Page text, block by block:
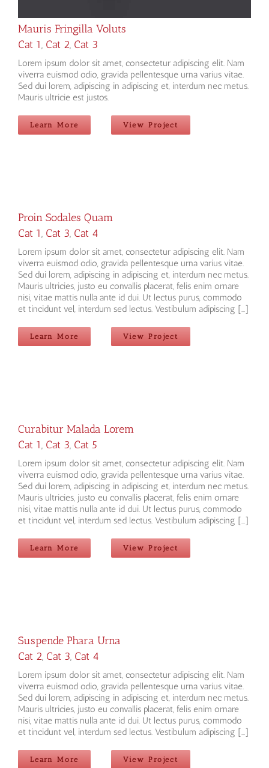
Mauris Fringilla Voluts
Cat 1, Cat 2, Cat 3
Lorem ipsum dolor sit amet, consectetur adipiscing elit. Nam
viverra euismod odio, gravida pellentesque urna varius vitae.
Sed dui lorem, adipiscing in adipiscing et, interdum nec metus.
Mauris ultricie est justos.
Learn More View Project
Proin Sodales Quam
Cat 1, Cat 3, Cat 4
Lorem ipsum dolor sit amet, consectetur adipiscing elit. Nam
viverra euismod odio, gravida pellentesque urna varius vitae.
Sed dui lorem, adipiscing in adipiscing et, interdum nec metus.
Mauris ultricies, justo eu convallis placerat, felis enim ornare
nisi, vitae mattis nulla ante id dui. Ut lectus purus, commodo
et tincidunt vel, interdum sed lectus. Vestibulum adipiscing [...]
Learn More View Project
Curabitur Malada Lorem
Cat 1, Cat 3, Cat 5
Lorem ipsum dolor sit amet, consectetur adipiscing elit. Nam
viverra euismod odio, gravida pellentesque urna varius vitae.
Sed dui lorem, adipiscing in adipiscing et, interdum nec metus.
Mauris ultricies, justo eu convallis placerat, felis enim ornare
nisi, vitae mattis nulla ante id dui. Ut lectus purus, commodo
et tincidunt vel, interdum sed lectus. Vestibulum adipiscing [...]
Learn More View Project
Suspende Phara Urna
Cat 2, Cat 3, Cat 4
Lorem ipsum dolor sit amet, consectetur adipiscing elit. Nam
viverra euismod odio, gravida pellentesque urna varius vitae.
Sed dui lorem, adipiscing in adipiscing et, interdum nec metus.
Mauris ultricies, justo eu convallis placerat, felis enim ornare
nisi, vitae mattis nulla ante id dui. Ut lectus purus, commodo
et tincidunt vel, interdum sed lectus. Vestibulum adipiscing [...]
Learn More View Project